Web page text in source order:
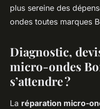
plus sereine des
ondes toutes marques
Diagnostic,
micro-ondes
s’attendre ?
La réparation micro-